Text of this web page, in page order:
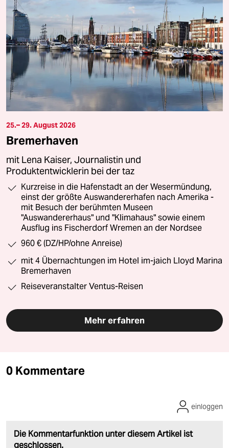
25.– 29. August 2026
Bremerhaven
mit Lena Kaiser, Journalistin und
Produktentwicklerin bei der taz
Kurzreise in die Hafenstadt an der Wesermündung,
einst der größte Auswandererhafen nach Amerika -
mit Besuch der berühmten Museen
"Auswandererhaus" und "Klimahaus" sowie einem
Ausflug ins Fischerdorf Wremen an der Nordsee
960 € (DZ/HP/ohne Anreise)
mit 4 Übernachtungen im Hotel im-jaich Lloyd Marina
Bremerhaven
Reiseveranstalter Ventus-Reisen
Mehr erfahren
0 Kommentare
Die Kommentarfunktion unter diesem Artikel ist
geschlossen.
einloggen